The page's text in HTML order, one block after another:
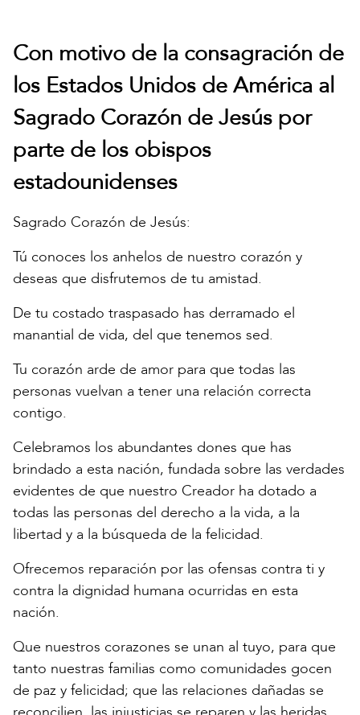
Con motivo de la consagración de
los Estados Unidos de América al
Sagrado Corazón de Jesús por
parte de los obispos
estadounidenses
Sagrado Corazón de Jesús:
Tú conoces los anhelos de nuestro corazón y
deseas que disfrutemos de tu amistad.
De tu costado traspasado has derramado el
manantial de vida, del que tenemos sed.
Tu corazón arde de amor para que todas las
personas vuelvan a tener una relación correcta
contigo.
Celebramos los abundantes dones que has
brindado a esta nación, fundada sobre las verdades
evidentes de que nuestro Creador ha dotado a
todas las personas del derecho a la vida, a la
libertad y a la búsqueda de la felicidad.
Ofrecemos reparación por las ofensas contra ti y
contra la dignidad humana ocurridas en esta
nación.
Que nuestros corazones se unan al tuyo, para que
tanto nuestras familias como comunidades gocen
de paz y felicidad; que las relaciones dañadas se